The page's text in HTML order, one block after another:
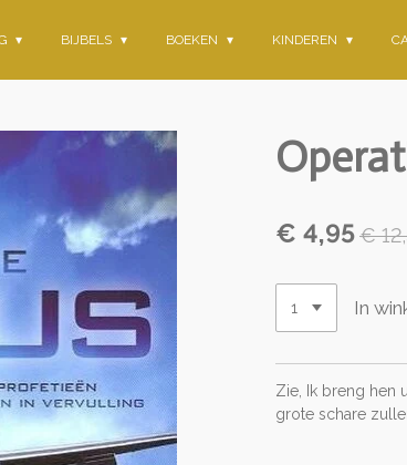
BIJBELS BOEKEN KINDEREN
€ 4,95€
In
Zie, Ik breng
grote schare